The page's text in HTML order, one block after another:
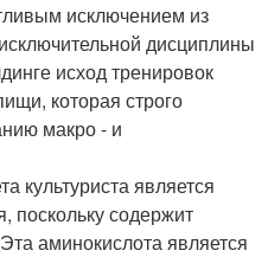
исключением из
дисциплины
исход тренировок
которая строго
макро - и
культуриста является
поскольку содержит
аминокислота является